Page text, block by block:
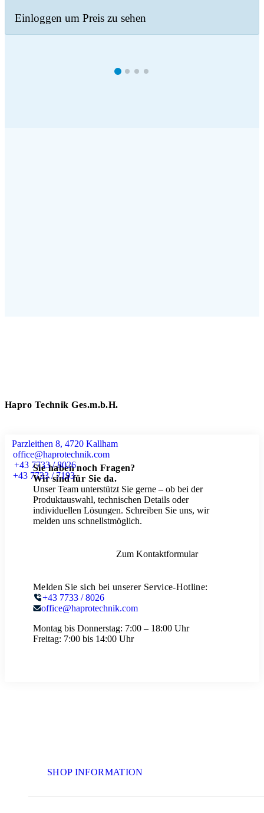
Einloggen um Preis zu sehen
Hapro Technik Ges.m.b.H.
Parzleithen 8, 4720 Kallham
office@haprotechnik.com
+43 7733 / 8026
+43 7733 / 7193
Sie haben noch Fragen?
Wir sind für Sie da.
Unser Team unterstützt Sie gerne – ob bei der
Produktauswahl, technischen Details oder
individuellen Lösungen. Schreiben Sie uns, wir
melden uns schnellstmöglich.
Zum Kontaktformular
Melden Sie sich bei unserer Service-Hotline:
+43 7733 / 8026
office@haprotechnik.com
Montag bis Donnerstag: 7:00 – 18:00 Uhr
Freitag: 7:00 bis 14:00 Uhr
SHOP INFORMATION